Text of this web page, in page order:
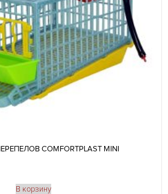
COMFORTPLAST MINI
В корзину